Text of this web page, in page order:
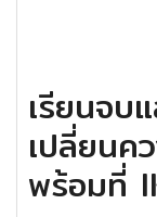
เรียนจบ
เปลี่ยนค
พร้อมที่